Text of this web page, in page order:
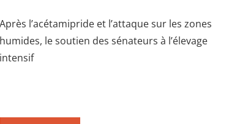
Après l’acétamipride et l’attaque sur les zones
humides, le soutien des sénateurs à l’élevage
intensif